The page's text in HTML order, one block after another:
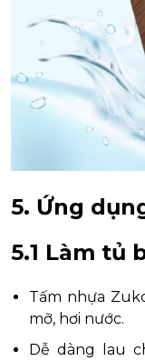
5. Ứng
5.1 Làm tủ
Tấm nhựa
mỡ, hơi nước.
Dễ dàng lau